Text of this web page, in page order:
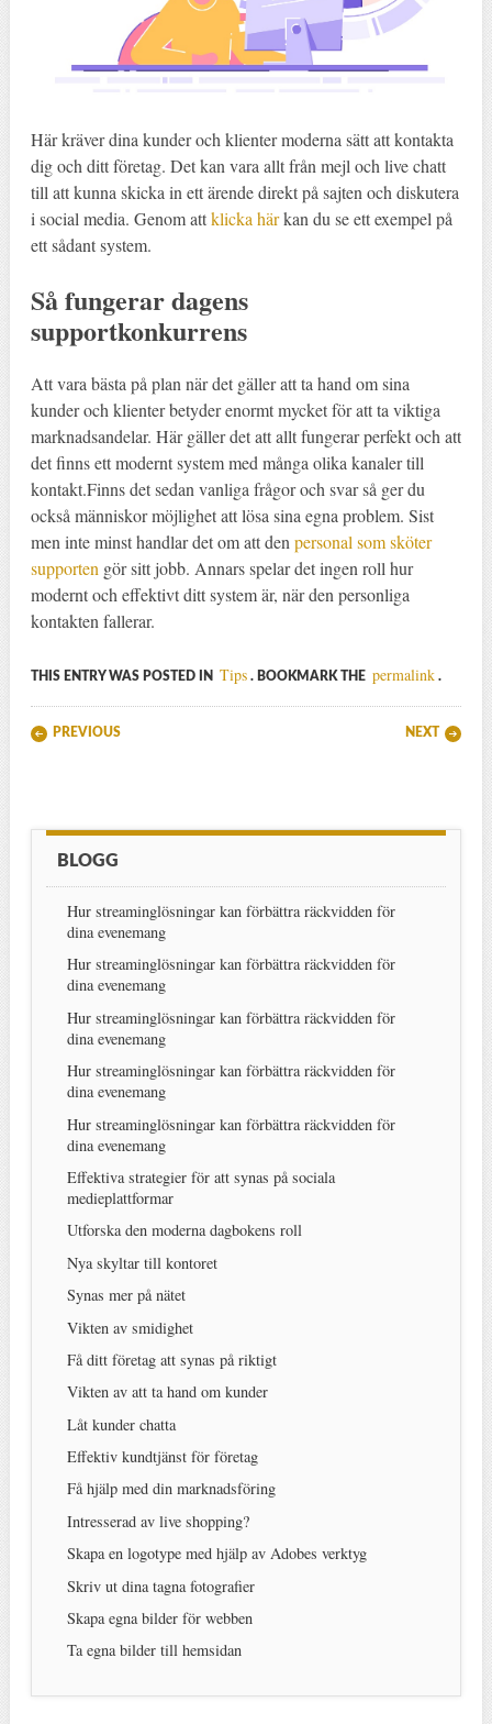
Här kräver dina kunder och klienter moderna sätt att kontakta
dig och ditt företag. Det kan vara allt från mejl och live chatt
till att kunna skicka in ett ärende direkt på sajten och diskutera
i social media. Genom attklicka härkan du se ett exempel på
ett sådant system.
Så fungerar dagens
supportkonkurrens
Att vara bästa på plan när det gäller att ta hand om sina
kunder och klienter betyder enormt mycket för att ta viktiga
marknadsandelar. Här gäller det att allt fungerar perfekt och att
det finns ett modernt system med många olika kanaler till
kontakt.Finns det sedan vanliga frågor och svar så ger du
också människor möjlighet att lösa sina egna problem. Sist
men inte minst handlar det om att den personal som sköter
supporten gör sitt jobb. Annars spelar det ingen roll hur
modernt och effektivt ditt system är, när den personliga
kontakten fallerar.
THIS ENTRY WAS POSTED IN Tips . BOOKMARK THE permalink .
Post navigation
PREVIOUS NEXT
BLOGG
Hur streaminglösningar kan förbättra räckvidden för
dina evenemang
Hur streaminglösningar kan förbättra räckvidden för
dina evenemang
Hur streaminglösningar kan förbättra räckvidden för
dina evenemang
Hur streaminglösningar kan förbättra räckvidden för
dina evenemang
Hur streaminglösningar kan förbättra räckvidden för
dina evenemang
Effektiva strategier för att synas på sociala
medieplattformar
Utforska den moderna dagbokens roll
Nya skyltar till kontoret
Synas mer på nätet
Vikten av smidighet
Få ditt företag att synas på riktigt
Vikten av att ta hand om kunder
Låt kunder chatta
Effektiv kundtjänst för företag
Få hjälp med din marknadsföring
Intresserad av live shopping?
Skapa en logotype med hjälp av Adobes verktyg
Skriv ut dina tagna fotografier
Skapa egna bilder för webben
Ta egna bilder till hemsidan